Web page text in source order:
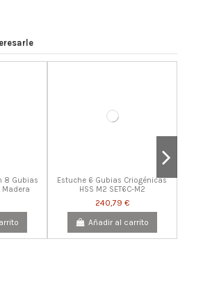
8 Gubias
Madera
Estuche 6 Gubias Criogénicas
HSS M2 SET6C-M2
240,79 €
Añadir al carrito